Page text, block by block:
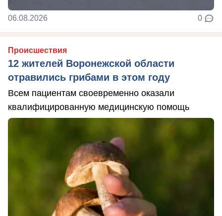
06.08.2026 0
Происшествия
12 жителей Воронежской области
отравились грибами в этом году
Всем пациентам своевременно оказали
квалифицированную медицинскую помощь